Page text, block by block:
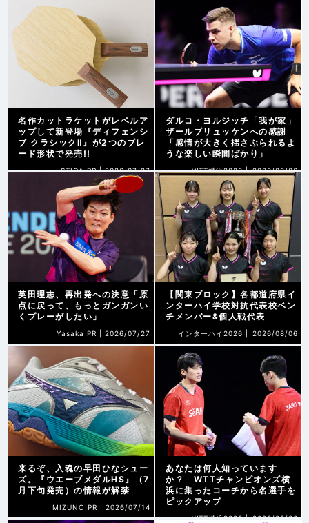
名作カットラケットがレベルア
ップして新登場『ディフェンシ
ブ クラシックⅡ』が2つのブレ
ード形状で発売!!
STIGA PR |2026/07/27
ダルコ・ヨルジッチ「我が家」
ザールブリュッケンへの感謝
「感情が大きく揺さぶられるよ
うな楽しい瞬間ばかり」
WTT横浜2026 | 2026/08/06
英田理志、再出発への決意「原
点に戻って、もっとガンガンい
くプレーがしたい」
Yasaka PR | 2026/07/27
【関東ブロック】各都道府県イ
ンターハイ学校対抗代表校ベン
チメンバー&個人戦代表
インターハイ2026 | 2026/08/06
来るぞ、入魂の早田ひなシュー
ズ。『ウエーブメダルHS』（7
月下旬発売）の情報が解禁
MIZUNO PR | 2026/07/14
あなたは何人知っています
か？ WTTチャンピオンズ横
浜に集ったコーチから名選手を
ピックアップ
WTT横浜2026 | 2026/08/06